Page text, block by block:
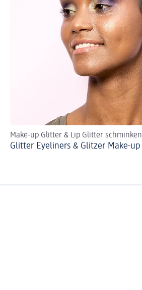
Make-up Glitter & Lip Glitter schminken
Glitter Eyeliners & Glitzer Make-up